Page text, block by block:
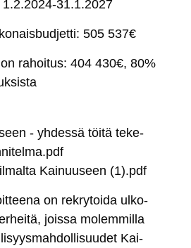
31.1.2027
505 537€
ra­hoi­tus: 404 430€, 80%
- yh­des­sä töi­tä te­ke­
Kai­nuu­seen (1).pdf
on rek­ry­toi­da ul­ko­
jois­sa mo­lem­mil­la
Kai­